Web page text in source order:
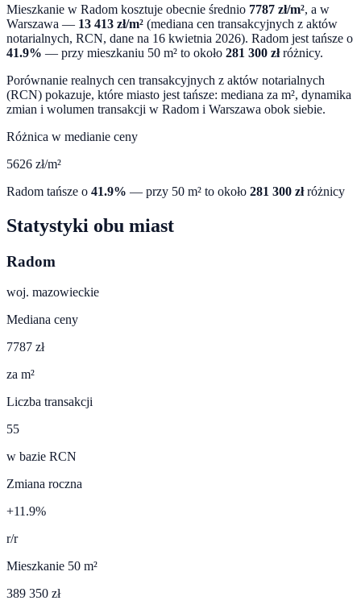
Mieszkanie w Radom kosztuje obecnie średnio 7787 zł/m², a w
Warszawa — 13 413 zł/m² (mediana cen transakcyjnych z aktów
notarialnych, RCN, dane na 16 kwietnia 2026). Radom jest tańsze o
41.9% — przy mieszkaniu 50 m² to około 281 300 złróżnicy.
Porównanie realnych cen transakcyjnych z aktów notarialnych
(RCN) pokazuje, które miasto jest tańsze: mediana za m², dynamika
zmian i wolumen transakcji w Radom i Warszawa obok siebie.
Różnica w medianie ceny
5626 zł/m²
Radom tańsze o 41.9% — przy 50 m² to około 281 300 złróżnicy
Statystyki obu miast
Radom
woj. mazowieckie
Mediana ceny
7787 zł
za m²
Liczba transakcji
55
w bazie RCN
Zmiana roczna
+11.9%
r/r
Mieszkanie 50 m²
389 350 zł